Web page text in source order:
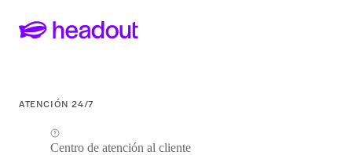
ATENCIÓN 24/7
Centro de atención al cliente